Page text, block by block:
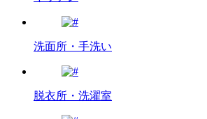
洗面所・手洗い
脱衣所・洗濯室